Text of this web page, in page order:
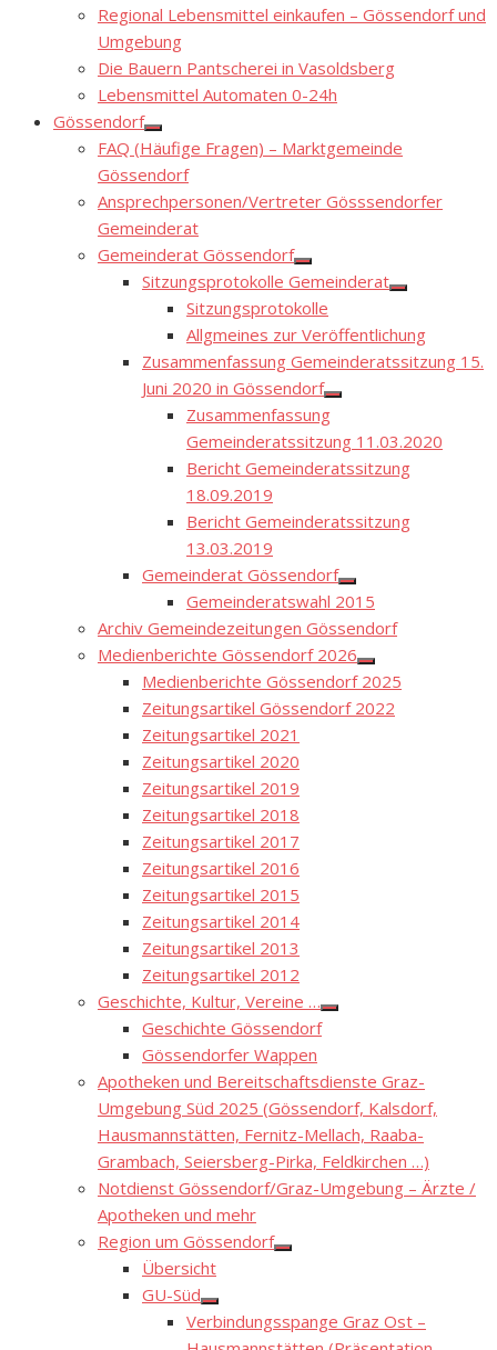
Regional Lebensmittel einkaufen – Gössendorf und
Umgebung
Die Bauern Pantscherei in Vasoldsberg
Lebensmittel Automaten 0-24h
Gössendorf
Show
sub
menu
FAQ (Häufige Fragen) – Marktgemeinde
Gössendorf
Ansprechpersonen/Vertreter Gösssendorfer
Gemeinderat
Gemeinderat Gössendorf
Show
sub
menu
Sitzungsprotokolle Gemeinderat
Show
menu
Sitzungsprotokolle
Allgmeines zur Veröffentlichung
Zusammenfassung Gemeinderatssitzung 15.
Juni 2020 in Gössendorf
Show
menu
Zusammenfassung
Gemeinderatssitzung 11.03.2020
Bericht Gemeinderatssitzung
18.09.2019
Bericht Gemeinderatssitzung
13.03.2019
Gemeinderat Gössendorf
Show
sub
menu
Gemeinderatswahl 2015
Archiv Gemeindezeitungen Gössendorf
Medienberichte Gössendorf 2026
Show
sub
menu
Medienberichte Gössendorf 2025
Zeitungsartikel Gössendorf 2022
Zeitungsartikel 2021
Zeitungsartikel 2020
Zeitungsartikel 2019
Zeitungsartikel 2018
Zeitungsartikel 2017
Zeitungsartikel 2016
Zeitungsartikel 2015
Zeitungsartikel 2014
Zeitungsartikel 2013
Zeitungsartikel 2012
Geschichte, Kultur, Vereine …
Show
Geschichte Gössendorf
Gössendorfer Wappen
Apotheken und Bereitschaftsdienste Graz-
Umgebung Süd 2025 (Gössendorf, Kalsdorf,
Hausmannstätten, Fernitz-Mellach, Raaba-
Grambach, Seiersberg-Pirka, Feldkirchen …)
Notdienst Gössendorf/Graz-Umgebung – Ärzte /
Apotheken und mehr
Region um Gössendorf
Show
Übersicht
GU-Süd
Show
sub
menu
Verbindungsspange Graz Ost –